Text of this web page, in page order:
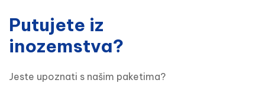
Putujete iz
inozemstva?
Jeste upoznati s našim paketima?